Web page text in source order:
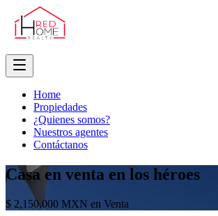
Home
Propiedades
¿Quienes somos?
Nuestros agentes
Contáctanos
Casa en venta en los héroes
$ 2,150,000 MXN en Venta